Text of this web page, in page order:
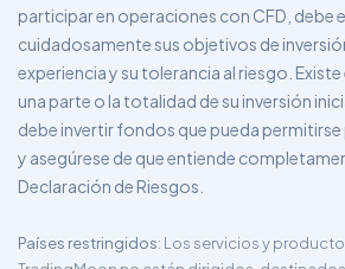
participar en operaciones con CFD, debe
cuidadosamente sus objetivos de
experiencia y su tolerancia al riesgo.
una parte o la totalidad de su inversión
debe invertir fondos que pueda permitirse
y asegúrese de que entiende
Declaración de Riesgos.
Países restringidos: Los servicios y